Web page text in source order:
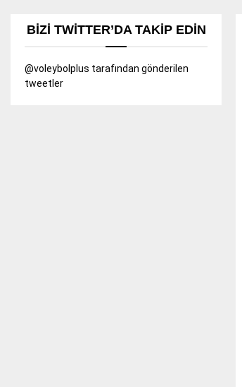
BIZI TWITTER’DA TAKIP EDIN
@voleybolplus tarafından gönderilen
tweetler